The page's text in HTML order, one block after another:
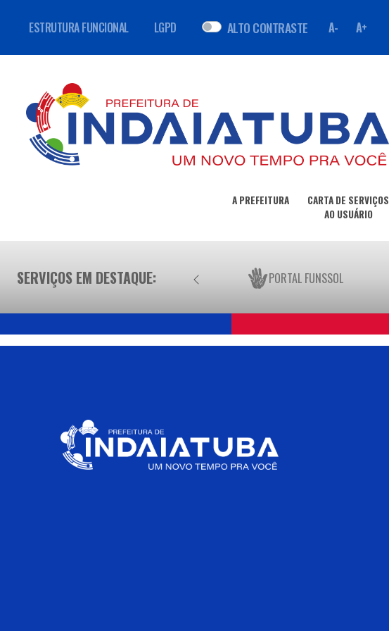
ESTRUTURA FUNCIONAL LGPD ALTO CONTRASTE A- A+
A PREFEITURA
CARTA DE SERVIÇOS
AO USUÁRIO
SERVIÇOS EM DESTAQUE: PORTAL FUNSSOL